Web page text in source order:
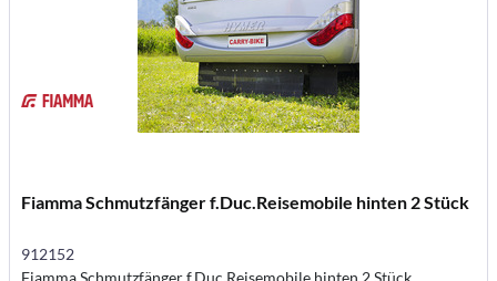
Fiamma Schmutzfänger f.Duc.Reisemobile hinten 2 Stück
912152